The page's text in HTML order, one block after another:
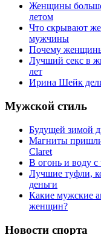
Женщины больше
летом
Что скрывают
мужчины
Почему женщины
Лучший секс в
лет
Ирина Шейк
Мужской стиль
Будущей зимой
Магниты пришли
Claret
В огонь и воду с
Лучшие туфли,
деньги
Какие мужские
женщин?
Новости спорта